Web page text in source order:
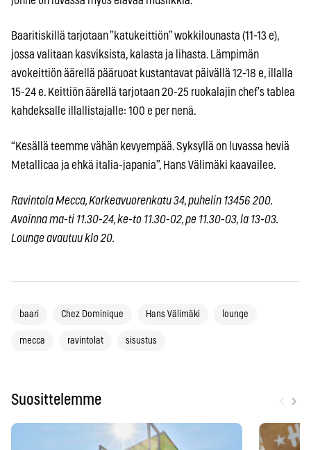
Baaritiskillä tarjotaan ”katukeittiön” wokkilounasta (11-13 e),
jossa valitaan kasviksista, kalasta ja lihasta. Lämpimän
avokeittiön äärellä pääruoat kustantavat päivällä 12-18 e, illalla
15-24 e. Keittiön äärellä tarjotaan 20-25 ruokalajin chef’s tablea
kahdeksalle illallistajalle: 100 e per nenä.
“Kesällä teemme vähän kevyempää. Syksyllä on luvassa heviä
Metallicaa ja ehkä italia-japania”, Hans Välimäki kaavailee.
Ravintola Mecca, Korkeavuorenkatu 34, puhelin 13456 200.
Avoinna ma-ti 11.30-24, ke-to 11.30-02, pe 11.30-03, la 13-03.
Lounge avautuu klo 20.
baari Chez Dominique Hans Välimäki lounge
mecca ravintolat sisustus
Suosittelemme ›